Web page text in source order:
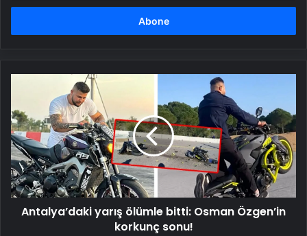
adresinizi
ölümle
bitti:
Osman
Özgen’in
korkunç
sonu!
Antalya’daki yarış ölümle bitti: Osman Özgen’in
korkunç sonu!